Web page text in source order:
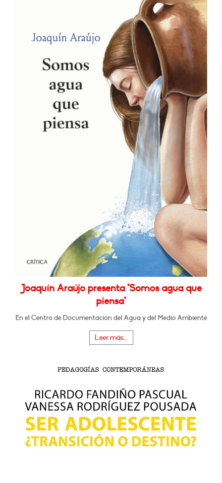
Joaquín Araújo presenta "Somos agua que
piensa"
En el Centro de Documentación del Agua y del Medio Ambiente
Leer más...